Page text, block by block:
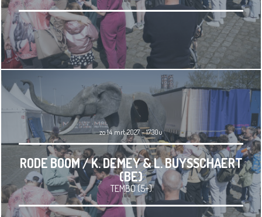
zo 14 mrt 2027 - 17.30u
RODE BOOM / K. DEMEY & L. BUYSSCHAERT
(BE)
TEMBO (5+)